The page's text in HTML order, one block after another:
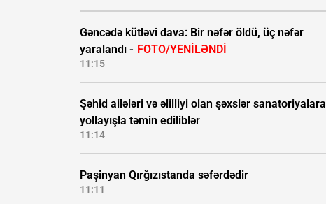
Gəncədə kütləvi dava: Bir nəfər öldü, üç nəfər
yaralandı - FOTO/YENİLƏNDİ
11:15
Şəhid ailələri və əlilliyi olan şəxslər sanatoriyalara
yollayışla təmin ediliblər
11:14
Paşinyan Qırğızıstanda səfərdədir
11:11